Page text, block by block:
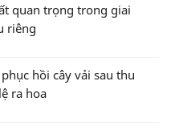
quan trọng trong giai
riêng
hồi cây vải sau thu
ra hoa